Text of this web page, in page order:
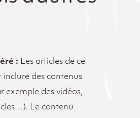
: Les articles de ce
inclure des contenus
exemple des vidéos,
Le contenu